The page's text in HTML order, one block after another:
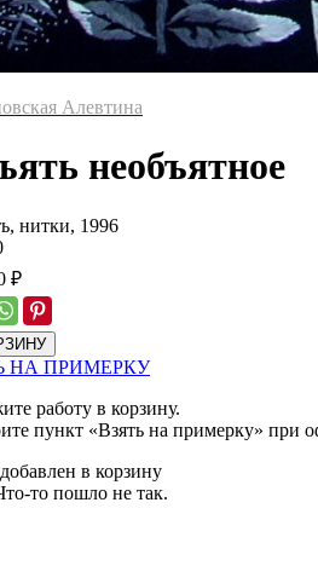
Алевтина
необъятное
нитки, 1996
₽
НА ПРИМЕРКУ
работу в корзину.
пункт «Взять на примерку» при
в корзину
то пошло не так.